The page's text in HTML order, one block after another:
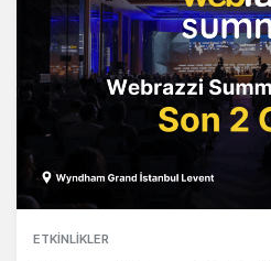
ETKINLIKLER